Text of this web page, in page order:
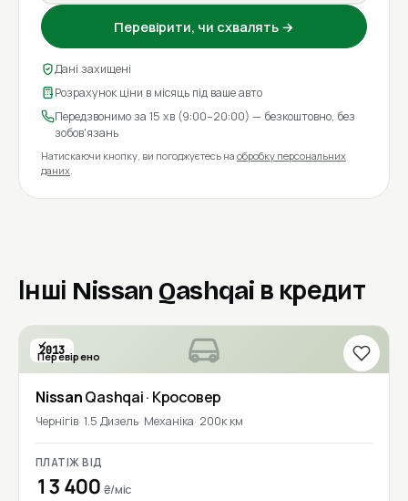
Перевірити, чи схвалять →
Дані захищені
Розрахунок ціни в місяць під ваше авто
Передзвонимо за 15 хв (9:00–20:00) — безкоштовно, без
зобов'язань
Натискаючи кнопку, ви погоджуєтесь на обробку персональних
даних.
Інші Nissan Qashqai в кредит
2013
Перевірено
NissanQashqai· Кросовер
Чернігів 1.5 Дизель Механіка 200к км
ПЛАТІЖ ВІД
13 400 ₴/міс